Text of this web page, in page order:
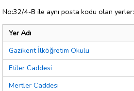
No:32/4-B ile aynı posta kodu olan yerler:
Yer Adı
Gazikent İlköğretim Okulu
Etiler Caddesi
Mertler Caddesi